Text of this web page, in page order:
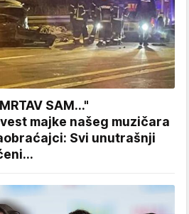
SAM..."
majke našeg muzičara
Svi unutrašnji